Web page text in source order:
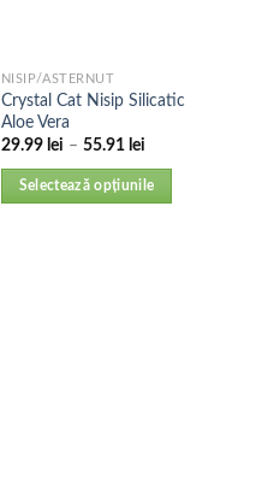
NISIP/ASTERNUT
Crystal Cat Nisip Silicatic
Aloe Vera
29.99 lei – 55.91 lei
Selectează opțiunile